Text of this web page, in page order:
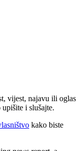
vijest, najavu ili oglas
i slušajte.
kako biste